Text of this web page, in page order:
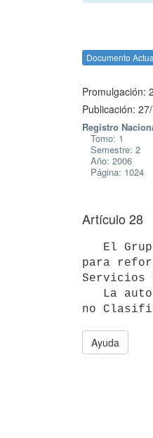
Documento
Promulgación:
Publicación:
Registro
Tomo: 1
Semestre: 2
Año: 2006
Página: 1024
Artículo 28
para
Servicios
Ayuda